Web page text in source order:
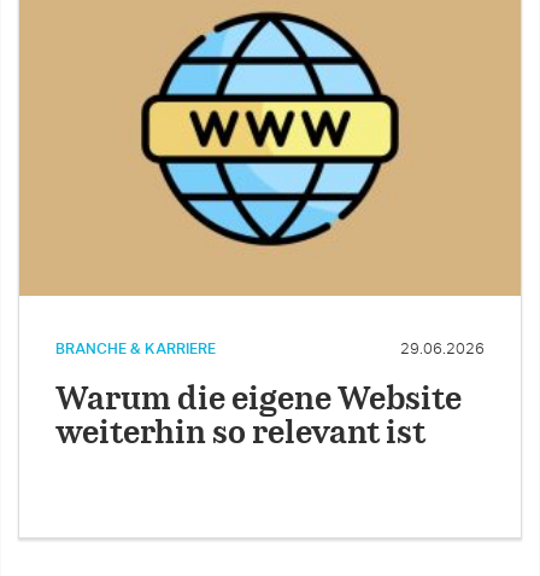
BRANCHE & KARRIERE 29.06.2026
Warum die eigene Website
weiterhin so relevant ist